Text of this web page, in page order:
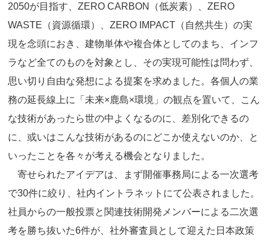
2050が目指す、ZERO CARBON（低炭素）、ZERO
WASTE（資源循環）、ZERO IMPACT（自然共生）の実
現を念頭におき、建物単体や複合体としてのまち、インフ
ラなど全てのものを対象とし、その実現可能性は問わず、
思い切り自由な発想による提案を求めました。各個人の業
務の延長線上に「未来×鹿島×環境」の観点を置いて、こん
な技術があったら世の中よくなるのに、差別化できるの
に、或いはこんな技術があるのにどこか使えないのか、と
いったことを各々が考える機会となりました。
寄せられたアイデアは、まず開催事務局による一次選考
で30件に絞り、社内イントラネットにて公表されました。
社員からの一般投票と関連技術開発メンバーによる二次選
考を勝ち抜いた6件が、社外審査員として迎えた日本政策